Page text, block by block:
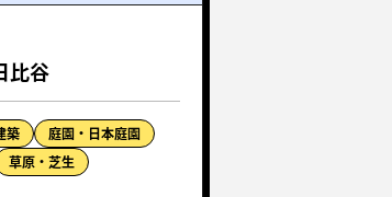
比谷
築 庭園・日本庭園
草原・芝生